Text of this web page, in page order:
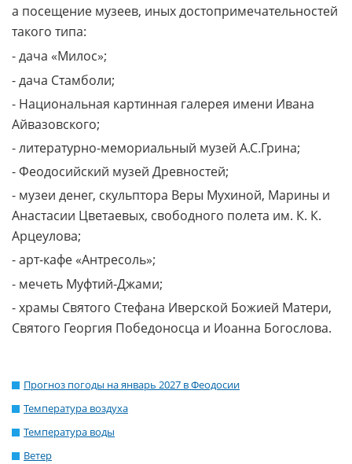
а посещение музеев, иных достопримечательностей
такого типа:
- дача «Милос»;
- дача Стамболи;
- Национальная картинная галерея имени Ивана
Айвазовского;
- литературно-мемориальный музей А.С.Грина;
- Феодосийский музей Древностей;
- музеи денег, скульптора Веры Мухиной, Марины и
Анастасии Цветаевых, свободного полета им. К. К.
Арцеулова;
- арт-кафе «Антресоль»;
- мечеть Муфтий-Джами;
- храмы Святого Стефана Иверской Божией Матери,
Святого Георгия Победоносца и Иоанна Богослова.
Прогноз погоды на январь 2027 в Феодосии
Температура воздуха
Температура воды
Ветер